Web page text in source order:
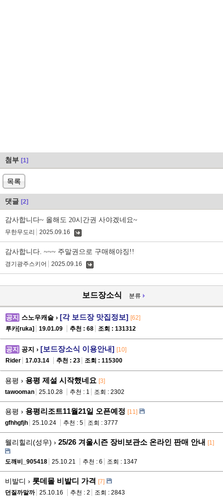
첨부 [1]
목록
댓글 [2]
감사합니다~ 올해도 20시간권 사야겠네요~
무한무도리 2025.09.16
감사합니다. ~~~ 주말권으로 구매해야징!!
경기광주스키어 2025.09.16
보드장소식 분류
공지 스노우캐슬 › [각 보드장 맛집정보] [62]
루카[ruka]
19.01.09 추천 : 68 조회 : 131312
공지 공지 › [보드장소식 이용안내] [10]
Rider
17.03.14 추천 : 23 조회 : 115300
용평 › 용평 제설 시작했네요 [3]
tawooman
25.10.28 추천 : 1 조회 : 2302
용평 › 용평리조트11월21일 오픈예정 [11]
gfhhgfjh
25.10.24 추천 : 5 조회 : 3777
웰리힐리(성우) › 25/26 겨울시즌 장비보관소 온라인 판매 안내 [1]
도깨비_905418 25.10.21 추천 : 6 조회 : 1347
비발디 › 롯데몰 비발디 가격 [7]
던질까말까
25.10.16 추천 : 2 조회 : 2843